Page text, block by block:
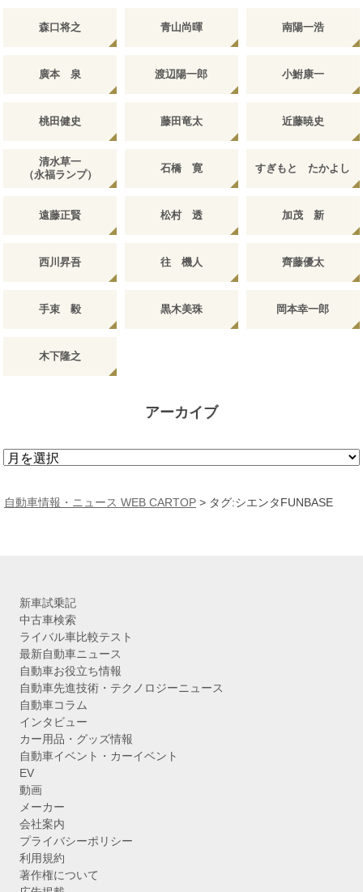
森口将之 青山尚暉 南陽一浩
廣本 泉 渡辺陽一郎 小鮒康一
桃田健史 藤田竜太 近藤暁史
清水草一
（永福ランプ）
石橋 寛 すぎもと たかよし
遠藤正賢 松村 透 加茂 新
西川昇吾 往 機人 齊藤優太
手束 毅 黒木美珠 岡本幸一郎
木下隆之
アーカイブ
ア
カ
自動車情報・ニュース WEB CARTOP > タグ:シエンタFUNBASE
新車試乗記
中古車検索
ライバル車比較テスト
最新自動車ニュース
自動車お役立ち情報
自動車先進技術・テクノロジーニュース
自動車コラム
インタビュー
カー用品・グッズ情報
自動車イベント・カーイベント
EV
動画
メーカー
会社案内
プライバシーポリシー
利用規約
著作権について